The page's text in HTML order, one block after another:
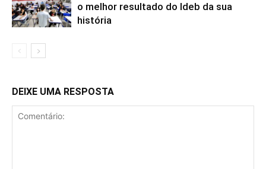
o melhor resultado do Ideb da sua
história
DEIXE UMA RESPOSTA